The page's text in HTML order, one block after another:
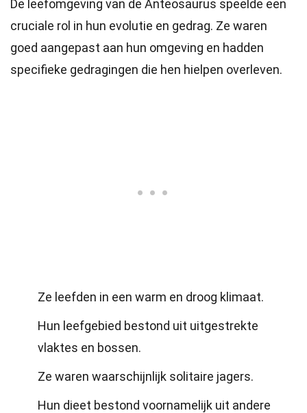
De leefomgeving van de Anteosaurus speelde een
cruciale rol in hun evolutie en gedrag. Ze waren
goed aangepast aan hun omgeving en hadden
specifieke gedragingen die hen hielpen overleven.
Ze leefden in een warm en droog klimaat.
Hun leefgebied bestond uit uitgestrekte
vlaktes en bossen.
Ze waren waarschijnlijk solitaire jagers.
Hun dieet bestond voornamelijk uit andere